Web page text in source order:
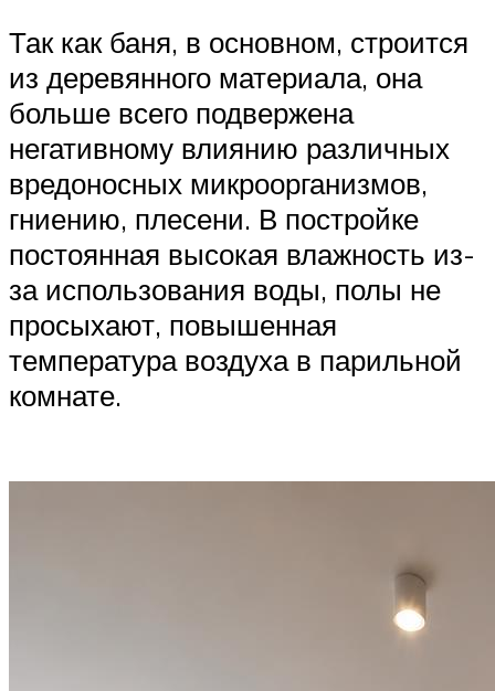
Так как баня, в основном, строится
из деревянного материала, она
больше всего подвержена
негативному влиянию различных
вредоносных микроорганизмов,
гниению, плесени. В постройке
постоянная высокая влажность из-
за использования воды, полы не
просыхают, повышенная
температура воздуха в парильной
комнате.